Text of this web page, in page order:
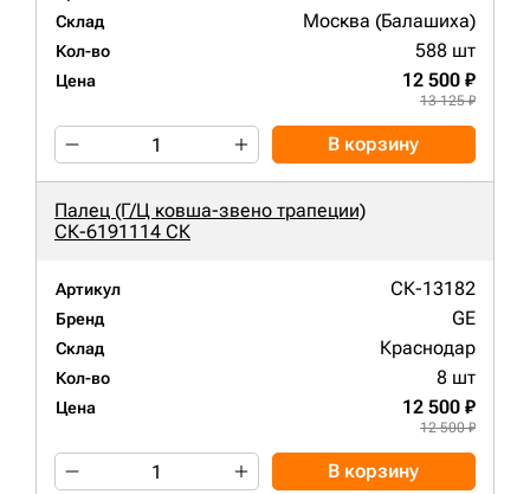
Склад Москва (Балашиха)
Кол-во 588 шт
Цена 12 500 ₽
13 125 ₽
В корзину
Палец (Г/Ц ковша-звено трапеции)
СК-6191114 СК
Артикул СК-13182
Бренд GE
Склад Краснодар
Кол-во 8 шт
Цена 12 500 ₽
12 500 ₽
В корзину